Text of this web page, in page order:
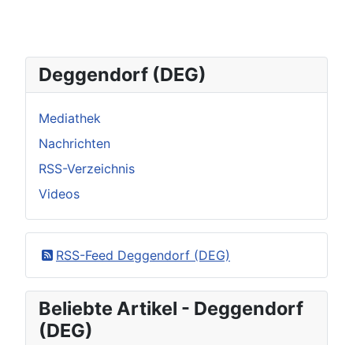
Deggendorf (DEG)
Mediathek
Nachrichten
RSS-Verzeichnis
Videos
RSS-Feed Deggendorf (DEG)
Beliebte Artikel - Deggendorf
(DEG)